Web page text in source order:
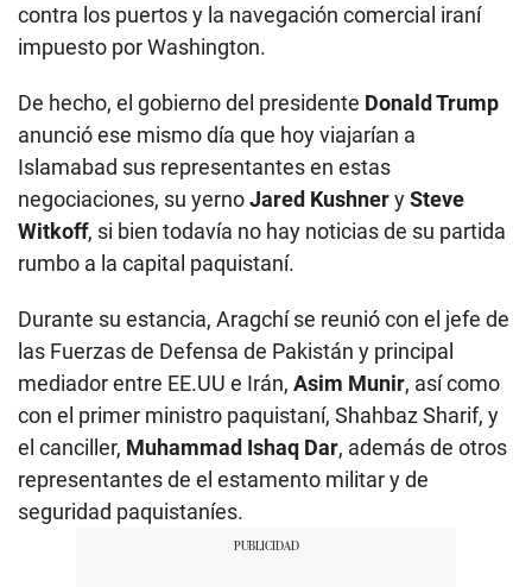
contra los puertos y la navegación comercial iraní
impuesto por Washington.
De hecho, el gobierno del presidente Donald Trump
anunció ese mismo día que hoy viajarían a
Islamabad sus representantes en estas
negociaciones, su yernoJared KushnerySteve
Witkoff, si bien todavía no hay noticias de su partida
rumbo a la capital paquistaní.
Durante su estancia, Aragchí se reunió con el jefe de
las Fuerzas de Defensa de Pakistán y principal
mediador entre EE.UU e Irán, Asim Munir, así como
con el primer ministro paquistaní, Shahbaz Sharif, y
el canciller, Muhammad Ishaq Dar, además de otros
representantes de el estamento militar y de
seguridad paquistaníes.